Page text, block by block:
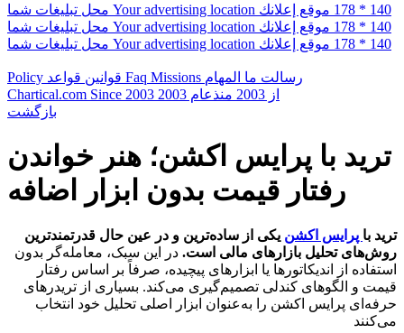
محل تبلیغات شما Your advertising location موقع إعلانك 178 * 140
محل تبلیغات شما Your advertising location موقع إعلانك 178 * 140
محل تبلیغات شما Your advertising location موقع إعلانك 178 * 140
Policy قوانین قواعد Faq Missions رسالت ما المهام
Chartical.com Since 2003 از 2003
منذعام 2003
بازگشت
ترید با پرایس اکشن؛ هنر خواندن
رفتار قیمت بدون ابزار اضافه
ترید با پرایس اکشن یکی از ساده‌ترین و در عین حال قدرتمندترین
روش‌های تحلیل بازارهای مالی است. در این سبک، معامله‌گر بدون
استفاده از اندیکاتورها یا ابزارهای پیچیده، صرفاً بر اساس رفتار
قیمت و الگوهای کندلی تصمیم‌گیری می‌کند. بسیاری از تریدرهای
حرفه‌ای پرایس اکشن را به‌عنوان ابزار اصلی تحلیل خود انتخاب
می‌کنند